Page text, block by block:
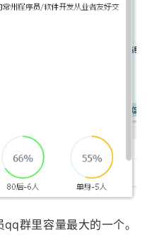
群里容量最大的一个。